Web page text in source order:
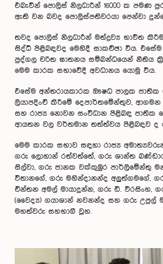
එබැවින් පොලිස් නිලධාරීන් 16000 ක පමණ
ඇති වන බවද පොලිස්පතිවරයා පෙන්වා
තවද පොලිස් නිලධාරීන් මත්ද්‍රව්‍ය භාවිත
සිද්ධි පිළිබඳවද මෙහිදී සාකච්ඡා විය.
පුද්ගල චරිත ඝාතනය සම්බන්ධයෙන් නීතිය
මෙම කාරක සභාවේදී අවධානය යොමු විය.
එසේම අන්තරායකාරක ඖෂධ පාලක
ලියාපදිංචි කිරීමේ දෙපාර්තමේන්තුව,
සහ රාජ්‍ය නොවන සංවිධාන පිළිබඳ ජාතික
ආයතන වල වර්තමාන තත්ත්වය පිළිබඳව ද
මෙම කාරක සභාව සඳහා රාජ්‍ය
ගරු ලොහාන් රත්වත්තේ, ගරු ශාන්ත
සිල්වා, ගරු ජානක වක්කුඹුර පාර්ලිමේන්තු
විතානගේ, ගරු මහින්දානන්ද අලුත්ගමගේ,
චින්තන අමල් මායාදුන්න, ගරු ඩී. වීරසිංහ,
(වෛද්‍ය) ගයාශාන් නවනන්ද සහ ගරු උපුල්
මහත්වරු සහභාගී වූහ.